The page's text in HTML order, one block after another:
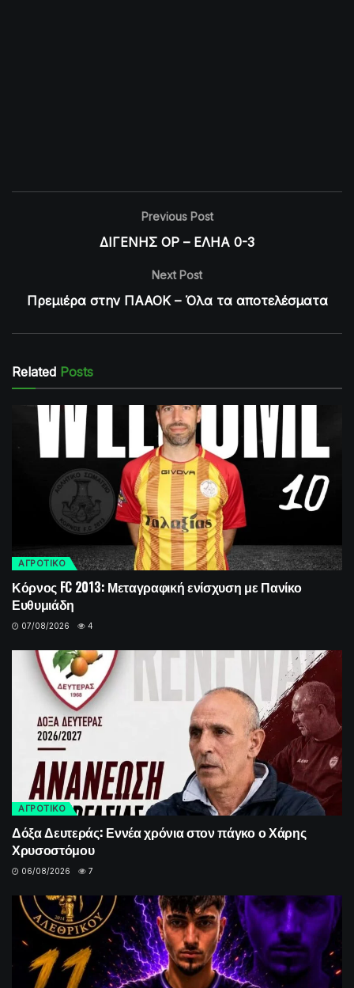
Previous Post
ΔΙΓΕΝΗΣ ΟΡ – ΕΛΗΑ 0-3
Next Post
Πρεμιέρα στην ΠΑΑΟΚ – Όλα τα αποτελέσματα
Related Posts
ΑΓΡΟΤΙΚΟ
Κόρνος FC 2013: Μεταγραφική ενίσχυση με Πανίκο
Ευθυμιάδη
07/08/2026 4
ΑΓΡΟΤΙΚΟ
Δόξα Δευτεράς: Εννέα χρόνια στον πάγκο ο Χάρης
Χρυσοστόμου
06/08/2026 7